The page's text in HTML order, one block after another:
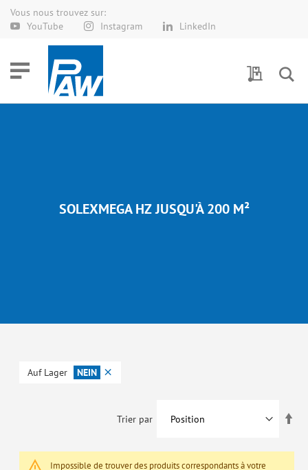
Vous nous trouvez sur:
YouTube
Instagram LinkedIn
Allez
Demande
SOLEXMEGA HZ JUSQU'À 200 M²
Auf Lager NEIN
Trier par
Impossible de trouver des produits correspondants à votre